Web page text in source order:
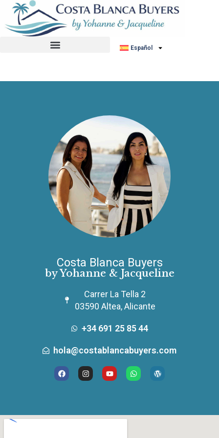
Español
No hemos encontrado ningún anuncio.
Costa Blanca Buyers
by Yohanne & Jacqueline
Carrer La Tella 2
03590 Altea, Alicante
+34 691 25 85 44
hola@costablancabuyers.com